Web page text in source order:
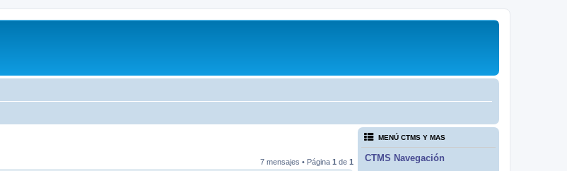
7 mensajes • Página 1 de 1
MENÚ CTMS Y MAS
CTMS Navegación